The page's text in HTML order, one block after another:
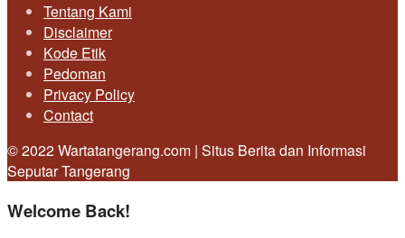
Tentang Kami
Disclaimer
Kode Etik
Pedoman
Privacy Policy
Contact
© 2022 Wartatangerang.com | Situs Berita dan Informasi
Seputar Tangerang
Welcome Back!